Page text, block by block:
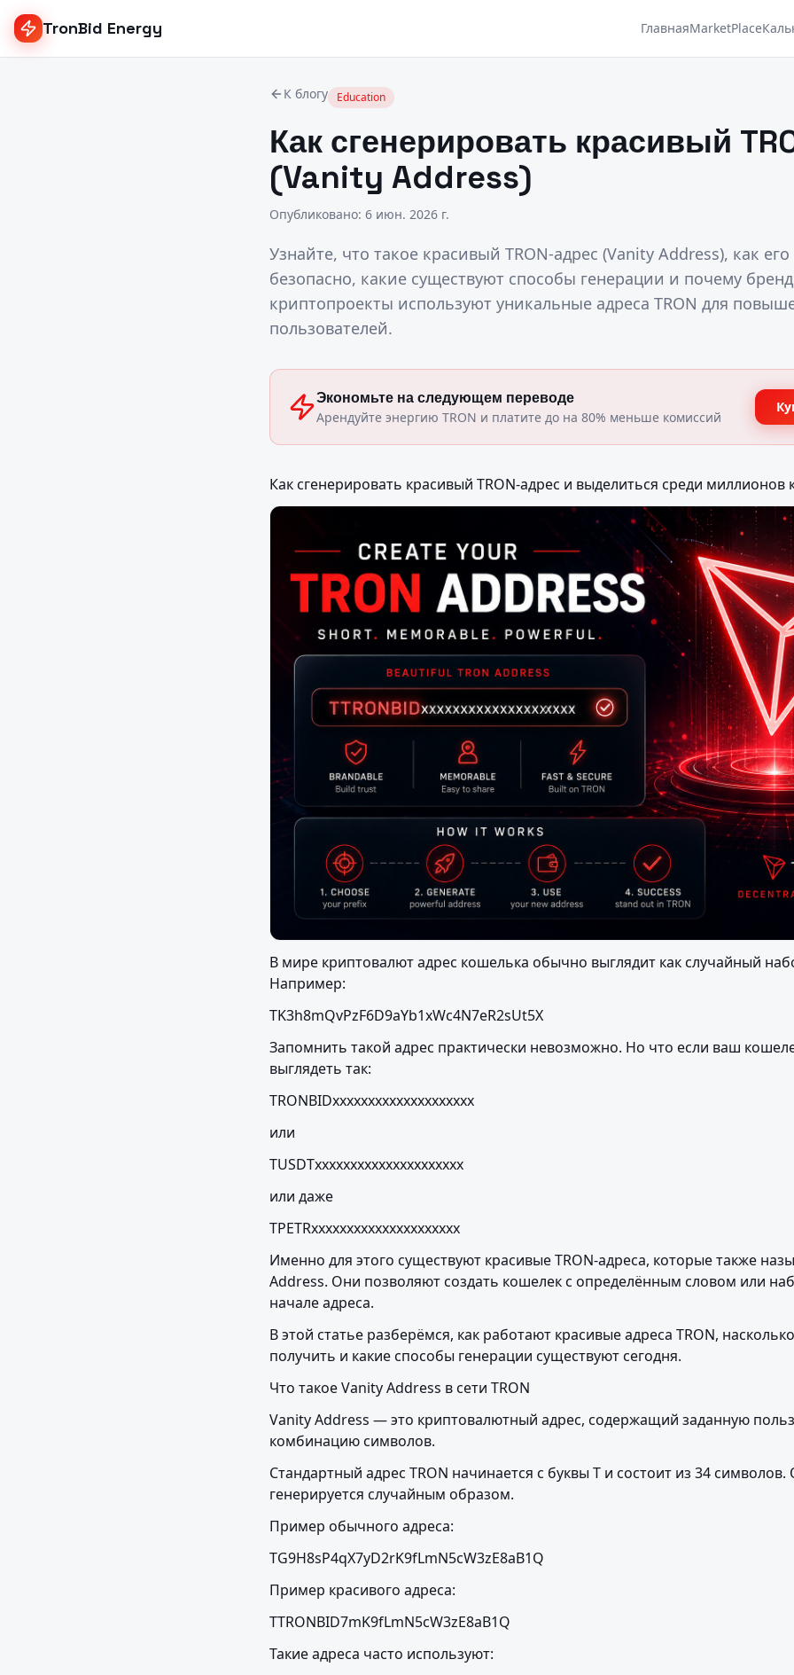
TronBid Energy ГлавнаяMarketPlace
К блогу Education
Как сгенерировать красивый
(Vanity Address)
Опубликовано: 6 июн. 2026 г.
Узнайте, что такое красивый TRON-адрес (Vanity Address), как его
безопасно, какие существуют способы генерации и почему
криптопроекты используют уникальные адреса TRON для
пользователей.
Экономьте на следующем переводе
Арендуйте энергию TRON и платите до на 80% меньше комиссий
Как сгенерировать красивый TRON-адрес и выделиться среди миллионов
В мире криптовалют адрес кошелька обычно выглядит как случайный
Например:
TK3h8mQvPzF6D9aYb1xWc4N7eR2sUt5X
Запомнить такой адрес практически невозможно. Но что если ваш
выглядеть так:
TRONBIDxxxxxxxxxxxxxxxxxxxx
или
TUSDTxxxxxxxxxxxxxxxxxxxxx
или даже
TPETRxxxxxxxxxxxxxxxxxxxxx
Именно для этого существуют красивые TRON-адреса, которые также
Address. Они позволяют создать кошелек с определённым словом или
начале адреса.
В этой статье разберёмся, как работают красивые адреса TRON,
получить и какие способы генерации существуют сегодня.
Что такое Vanity Address в сети TRON
Vanity Address — это криптовалютный адрес, содержащий заданную
комбинацию символов.
Стандартный адрес TRON начинается с буквы T и состоит из 34
генерируется случайным образом.
Пример обычного адреса:
TG9H8sP4qX7yD2rK9fLmN5cW3zE8aB1Q
Пример красивого адреса:
TTRONBID7mK9fLmN5cW3zE8aB1Q
Такие адреса часто используют: